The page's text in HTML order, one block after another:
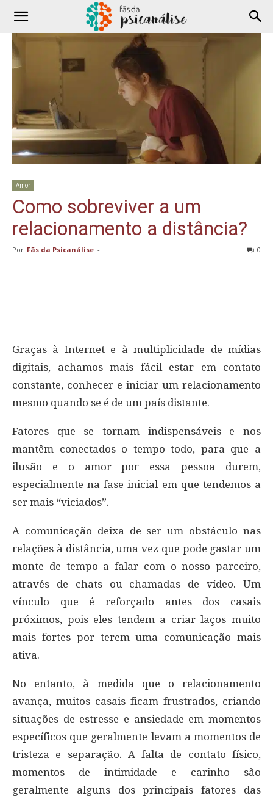
Amor
Como sobreviver a um
relacionamento a distância?
Por Fãs da Psicanálise - 0
Graças à Internet e à multiplicidade de mídias
digitais, achamos mais fácil estar em contato
constante, conhecer e iniciar um relacionamento
mesmo quando se é de um país distante.
Fatores que se tornam indispensáveis ​​e nos
mantêm conectados o tempo todo, para que a
ilusão e o amor por essa pessoa durem,
especialmente na fase inicial em que tendemos a
ser mais “viciados”.
A comunicação deixa de ser um obstáculo nas
relações à distância, uma vez que pode gastar um
monte de tempo a falar com o nosso parceiro,
através de chats ou chamadas de vídeo. Um
vínculo que é reforçado antes dos casais
próximos, pois eles tendem a criar laços muito
mais fortes por terem uma comunicação mais
ativa.
No entanto, à medida que o relacionamento
avança, muitos casais ficam frustrados, criando
situações de estresse e ansiedade em momentos
específicos que geralmente levam a momentos de
tristeza e separação. A falta de contato físico,
momentos de intimidade e carinho são
geralmente alguns dos principais fatores das